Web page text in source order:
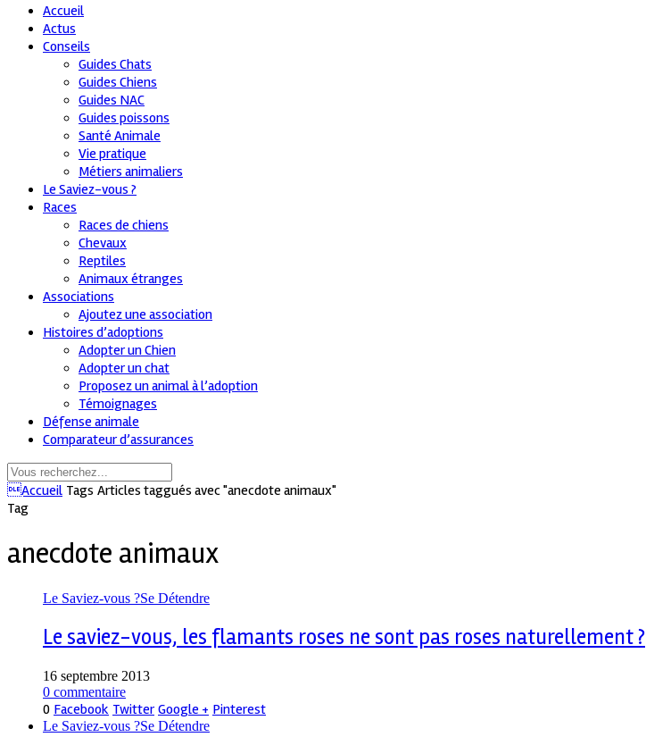
Accueil
Actus
Conseils
Guides Chats
Guides Chiens
Guides NAC
Guides poissons
Santé Animale
Vie pratique
Métiers animaliers
Le Saviez-vous ?
Races
Races de chiens
Chevaux
Reptiles
Animaux étranges
Associations
Ajoutez une association
Histoires d’adoptions
Adopter un Chien
Adopter un chat
Proposez un animal à l’adoption
Témoignages
Défense animale
Comparateur d’assurances
Accueil Tags Articles taggués avec "anecdote animaux"
Tag
anecdote animaux
Le Saviez-vous ?Se Détendre
Le saviez-vous, les flamants roses ne sont pas roses naturellement ?
16 septembre 2013
0 commentaire
0 Facebook Twitter Google + Pinterest
Le Saviez-vous ?Se Détendre